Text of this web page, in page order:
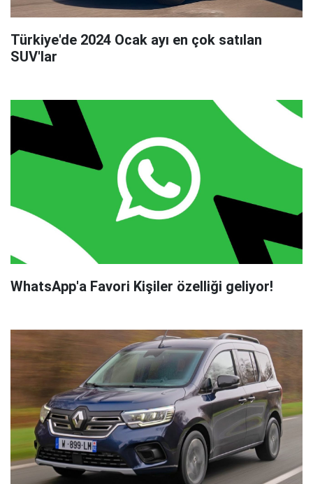
Türkiye'de 2024 Ocak ayı en çok satılan
SUV'lar
WhatsApp'a Favori Kişiler özelliği geliyor!